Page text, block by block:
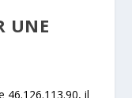
UNE
46.126.113.90, il